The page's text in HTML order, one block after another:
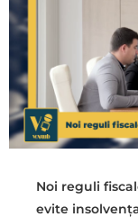
Noi reguli
evite